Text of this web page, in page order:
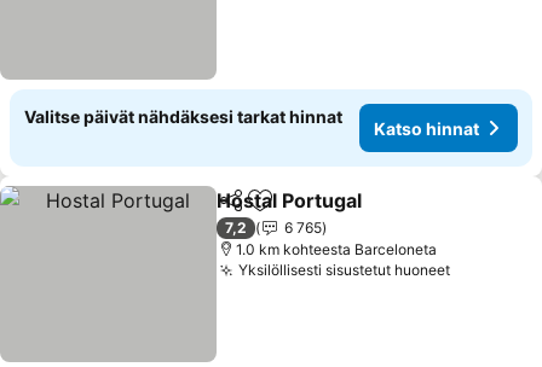
Valitse päivät nähdäksesi tarkat hinnat
Katso hinnat
Jaa Lisää suosikkeihin
Hostal Portugal
7,2
6 765
1.0 km kohteesta Barceloneta
Yksilöllisesti sisustetut huoneetKatso